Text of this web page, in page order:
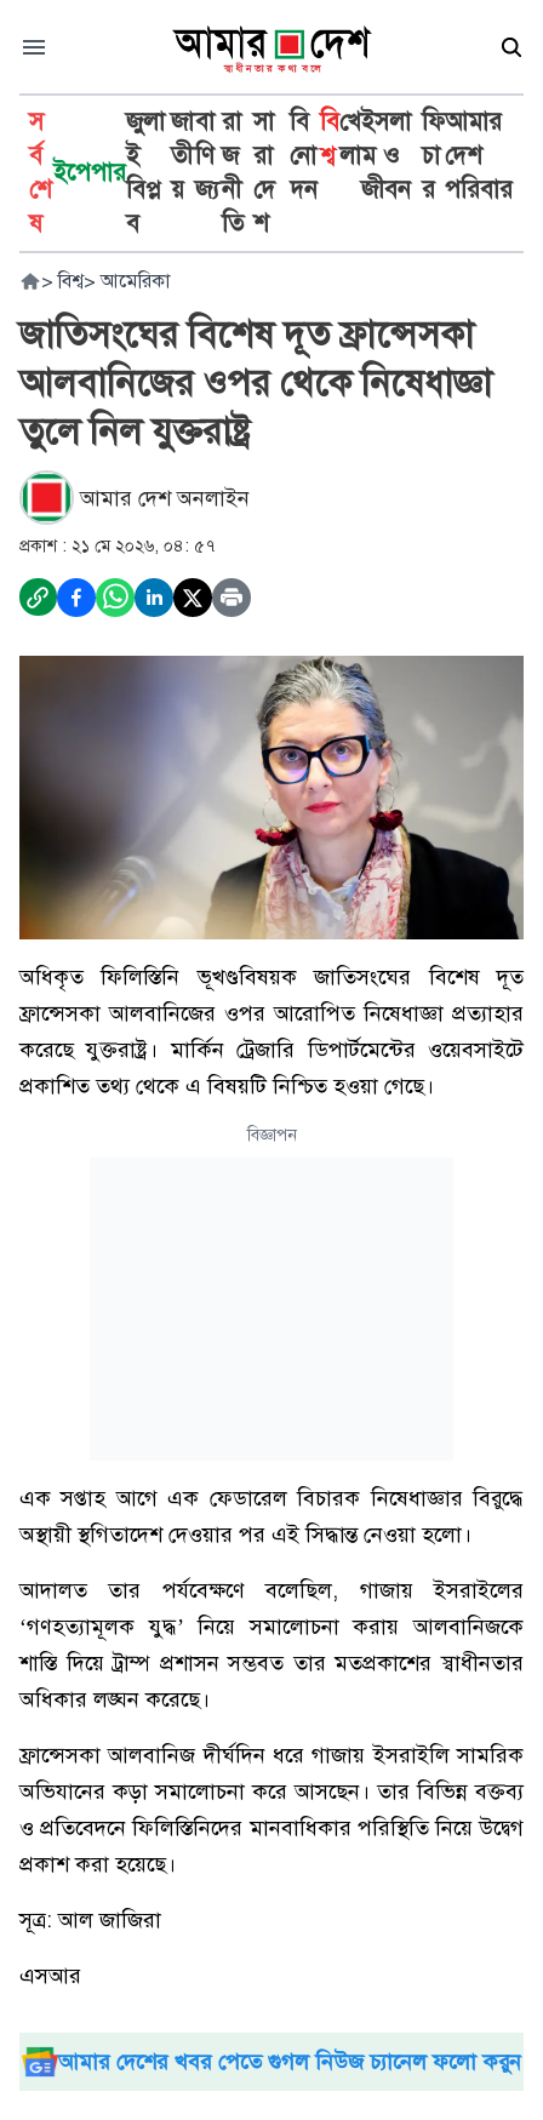
স
র্ব
শে
ষ
ইপেপার
জুলা
ই
বিপ্ল
ব
জা
তী
য়
বা
ণি
জ্য
রা
জ
নী
তি
সা
রা
দে
শ
বি
নো
দন
বি
শ্ব
খে
লা
ইসলা
ম ও
জীবন
ফি
চা
র
আমার
দেশ
পরিবার
> বিশ্ব> আমেরিকা
জাতিসংঘের বিশেষ দূত ফ্রান্সেসকা
আলবানিজের ওপর থেকে নিষেধাজ্ঞা
তুলে নিল যুক্তরাষ্ট্র
আমার দেশ অনলাইন
প্রকাশ : ২১ মে ২০২৬, ০৪: ৫৭
অধিকৃত ফিলিস্তিনি ভূখণ্ডবিষয়ক জাতিসংঘের বিশেষ দূত
ফ্রান্সেসকা আলবানিজের ওপর আরোপিত নিষেধাজ্ঞা প্রত্যাহার
করেছে যুক্তরাষ্ট্র। মার্কিন ট্রেজারি ডিপার্টমেন্টের ওয়েবসাইটে
প্রকাশিত তথ্য থেকে এ বিষয়টি নিশ্চিত হওয়া গেছে।
বিজ্ঞাপন
এক সপ্তাহ আগে এক ফেডারেল বিচারক নিষেধাজ্ঞার বিরুদ্ধে
অস্থায়ী স্থগিতাদেশ দেওয়ার পর এই সিদ্ধান্ত নেওয়া হলো।
আদালত তার পর্যবেক্ষণে বলেছিল, গাজায় ইসরাইলের
‘গণহত্যামূলক যুদ্ধ’ নিয়ে সমালোচনা করায় আলবানিজকে
শাস্তি দিয়ে ট্রাম্প প্রশাসন সম্ভবত তার মতপ্রকাশের স্বাধীনতার
অধিকার লঙ্ঘন করেছে।
ফ্রান্সেসকা আলবানিজ দীর্ঘদিন ধরে গাজায় ইসরাইলি সামরিক
অভিযানের কড়া সমালোচনা করে আসছেন। তার বিভিন্ন বক্তব্য
ও প্রতিবেদনে ফিলিস্তিনিদের মানবাধিকার পরিস্থিতি নিয়ে উদ্বেগ
প্রকাশ করা হয়েছে।
সূত্র: আল জাজিরা
এসআর
আমার দেশের খবর পেতে গুগল নিউজ চ্যানেল ফলো করুন